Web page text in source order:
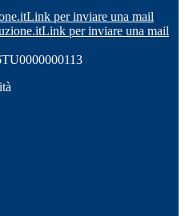
Link per inviare una mail
Link per inviare una mail